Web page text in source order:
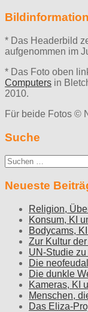
* Das Headerbild
aufgenommen im
* Das Foto oben
Computers in
2010.
Für beide Fotos ©
Suche
Suche
nach:
Neueste
Religion,
Konsum, KI
Bodycams,
Zur Kultur
UN-Studie
Die
Die dunkle
Kameras, KI
Menschen,
Das Eliza-